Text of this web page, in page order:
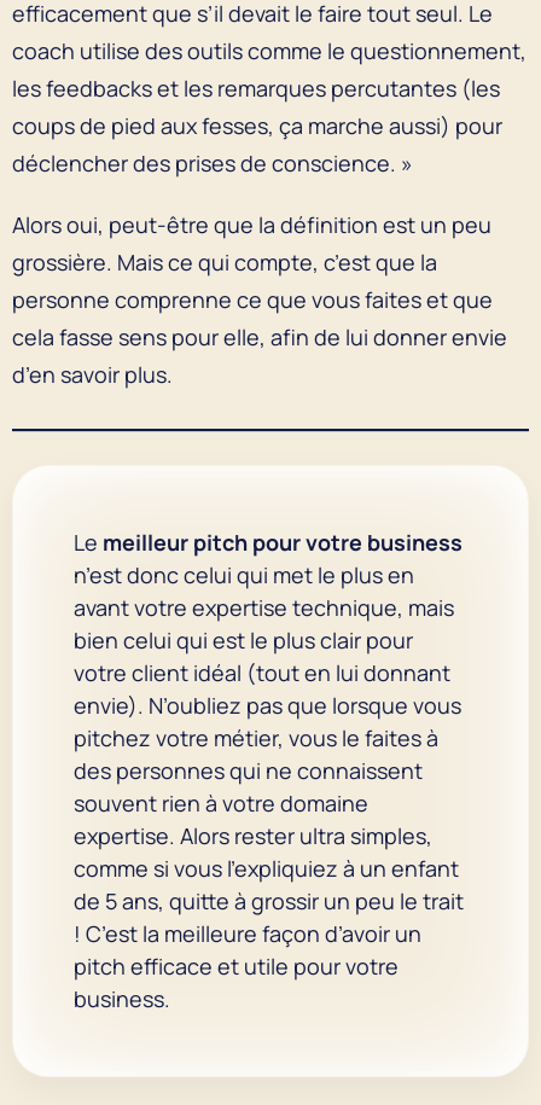
efficacement que s’il devait le faire tout seul. Le
coach utilise des outils comme le questionnement,
les feedbacks et les remarques percutantes (les
coups de pied aux fesses, ça marche aussi) pour
déclencher des prises de conscience. »
Alors oui, peut-être que la définition est un peu
grossière. Mais ce qui compte, c’est que la
personne comprenne ce que vous faites et que
cela fasse sens pour elle, afin de lui donner envie
d’en savoir plus.
Le meilleur pitch pour votre business
n’est donc celui qui met le plus en
avant votre expertise technique, mais
bien celui qui est le plus clair pour
votre client idéal (tout en lui donnant
envie). N’oubliez pas que lorsque vous
pitchez votre métier, vous le faites à
des personnes qui ne connaissent
souvent rien à votre domaine
expertise. Alors rester ultra simples,
comme si vous l’expliquiez à un enfant
de 5 ans, quitte à grossir un peu le trait
! C’est la meilleure façon d’avoir un
pitch efficace et utile pour votre
business.